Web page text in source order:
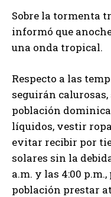
Sobre la tormenta
informó que
una onda tropical.
Respecto a las
seguirán
población
líquidos, vestir
evitar recibir por
solares sin la
a.m. y las 4:00
población prestar